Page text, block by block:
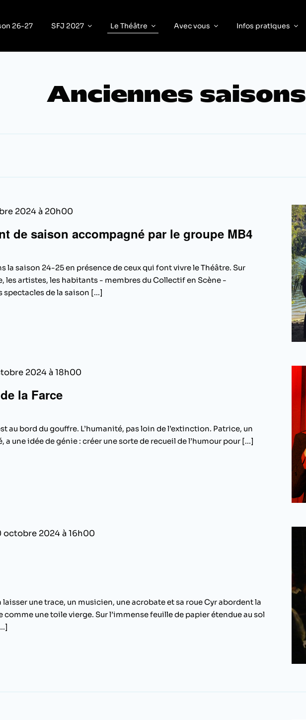
26-27 SFJ 2027 Le Théâtre Avec vous Infos pratiques
Anciennes saisons
de saison accompagné par le groupe MB4
2024 à 20h00
la saison 24-25 en présence de ceux qui font vivre le Théâtre. Sur
les artistes, les habitants - membres du Collectif en Scène -
spectacles de la saison [...]
la Farce
2024 à 18h00
au bord du gouffre. L’humanité, pas loin de l’extinction. Patrice, un
a une idée de génie : créer une sorte de recueil de l’humour pour [...]
octobre 2024 à 16h00
laisser une trace, un musicien, une acrobate et sa roue Cyr abordent la
comme une toile vierge. Sur l’immense feuille de papier étendue au sol